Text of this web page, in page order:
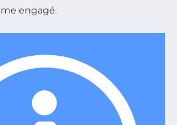
engagé.